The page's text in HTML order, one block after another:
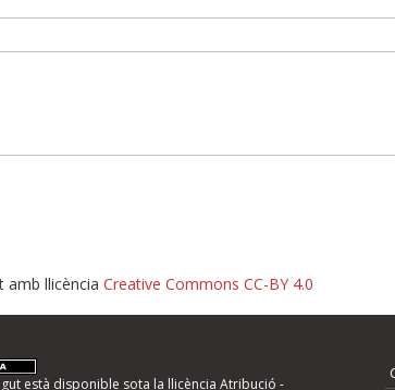
d'errors
amb llicència Creative Commons CC-BY 4.0
està disponible sota la llicència Atribució -